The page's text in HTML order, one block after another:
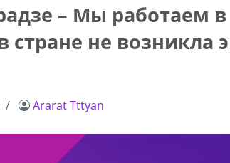
– Мы работаем
стране не возникла
Ararat Tttyan